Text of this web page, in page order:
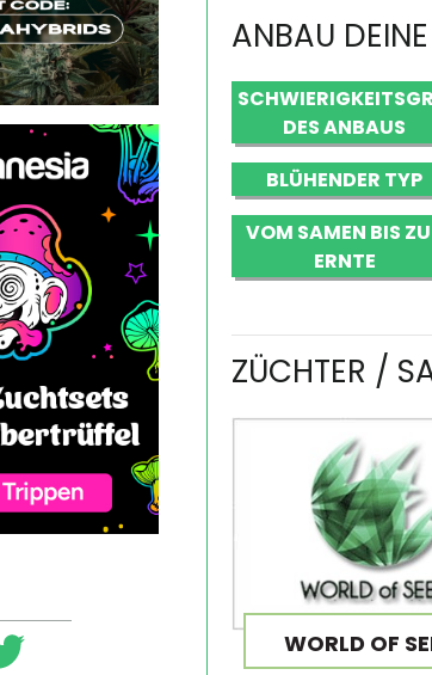
ANBAU
DES ANBAUS
BLÜHENDER TYP
VOM SAMEN BIS
ERNTE
ZÜCHTER /
WORLD OF